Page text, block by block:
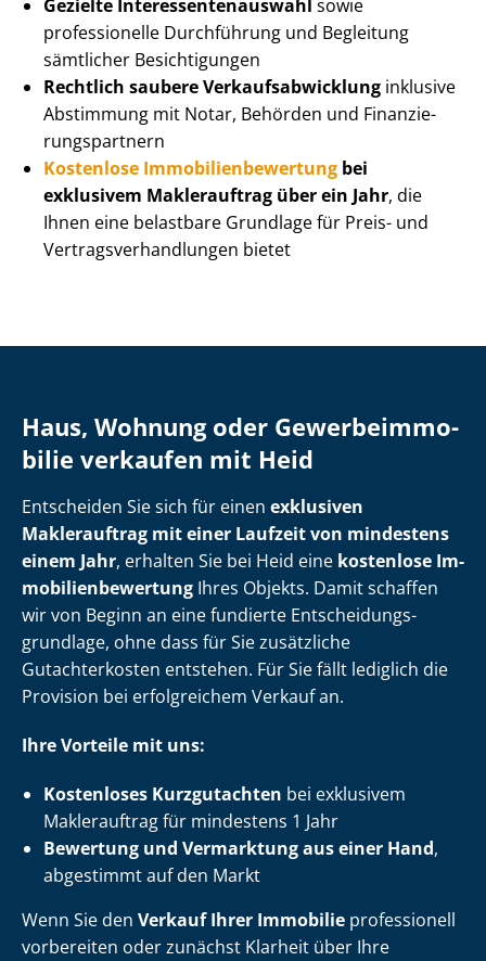
Gezielte In­ter­es­sen­ten­aus­wahl sowie
professionelle Durchführung und Begleitung
sämtlicher Besichtigungen
Rechtlich saubere Ver­kaufs­ab­wick­lung inklusive
Abstimmung mit Notar, Behörden und Fi­nan­zie­
rungs­part­nern
Kostenlose Im­mo­bi­li­en­be­wer­tung bei
exklusivem Maklerauftrag über ein Jahr, die
Ihnen eine belastbare Grundlage für Preis- und
Ver­trags­ver­hand­lun­gen bietet
Haus, Wohnung oder Ge­wer­be­im­mo­
bi­lie verkaufen mit Heid
Entscheiden Sie sich für einen exklusiven
Maklerauftrag mit einer Laufzeit von mindestens
einem Jahr, erhalten Sie bei Heid eine kostenlose Im­
mo­bi­li­en­be­wer­tung Ihres Objekts. Damit schaffen
wir von Beginn an eine fundierte Ent­schei­dungs­
grund­la­ge, ohne dass für Sie zusätzliche
Gutachterkosten entstehen. Für Sie fällt lediglich die
Provision bei erfolgreichem Verkauf an.
Ihre Vorteile mit uns:
Kostenloses Kurzgutachten bei exklusivem
Maklerauftrag für mindestens 1 Jahr
Bewertung und Vermarktung aus einer Hand,
abgestimmt auf den Markt
Wenn Sie den Verkauf Ihrer Immobilie professionell
vorbereiten oder zunächst Klarheit über Ihre